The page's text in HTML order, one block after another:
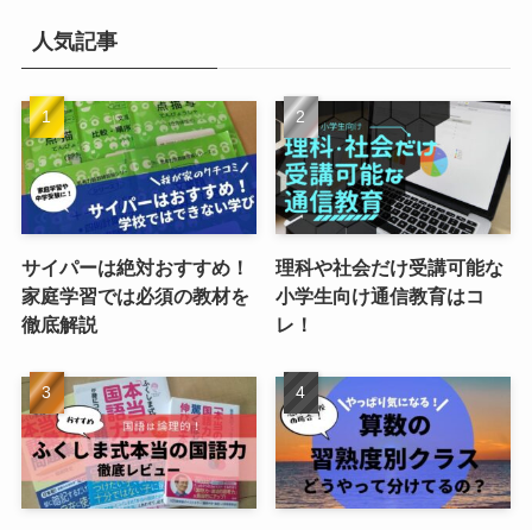
人気記事
サイパーは絶対おすすめ！
家庭学習では必須の教材を
徹底解説
理科や社会だけ受講可能な
小学生向け通信教育はコ
レ！